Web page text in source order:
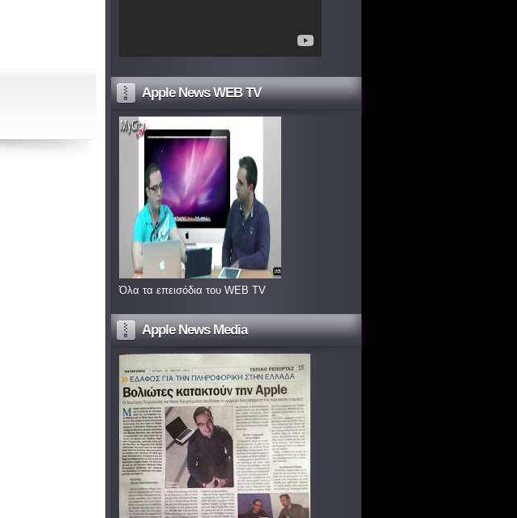
Apple News WEB TV
Όλα τα επεισόδια του WEB TV
Apple News Media